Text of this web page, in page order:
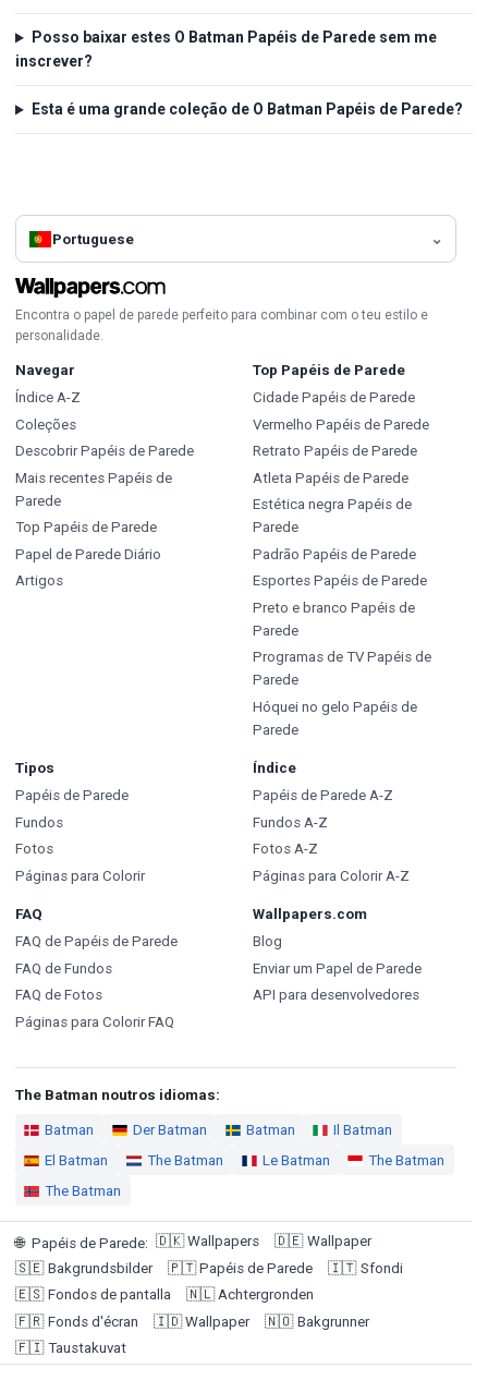
Posso baixar estes O Batman Papéis de Parede sem me
inscrever?
Esta é uma grande coleção de O Batman Papéis de Parede?
Portuguese
Encontra o papel de parede perfeito para combinar com o teu estilo e
personalidade.
Navegar
Índice A-Z
Coleções
Descobrir Papéis de Parede
Mais recentes Papéis de
Parede
Top Papéis de Parede
Papel de Parede Diário
Artigos
Top Papéis de Parede
Cidade Papéis de Parede
Vermelho Papéis de Parede
Retrato Papéis de Parede
Atleta Papéis de Parede
Estética negra Papéis de
Parede
Padrão Papéis de Parede
Esportes Papéis de Parede
Preto e branco Papéis de
Parede
Programas de TV Papéis de
Parede
Hóquei no gelo Papéis de
Parede
Tipos
Papéis de Parede
Fundos
Fotos
Páginas para Colorir
Índice
Papéis de Parede A-Z
Fundos A-Z
Fotos A-Z
Páginas para Colorir A-Z
FAQ
FAQ de Papéis de Parede
FAQ de Fundos
FAQ de Fotos
Páginas para Colorir FAQ
Wallpapers.com
Blog
Enviar um Papel de Parede
API para desenvolvedores
The Batman noutros idiomas:
Batman Der Batman Batman
Il Batman
El Batman
The Batman Le Batman
The Batman
The Batman
🌐 Papéis de Parede: 🇩🇰 Wallpapers 🇩🇪 Wallpaper
🇸🇪 Bakgrundsbilder 🇵🇹 Papéis de Parede 🇮🇹 Sfondi
🇪🇸 Fondos de pantalla 🇳🇱 Achtergronden
🇫🇷 Fonds d'écran 🇮🇩 Wallpaper 🇳🇴 Bakgrunner
🇫🇮 Taustakuvat